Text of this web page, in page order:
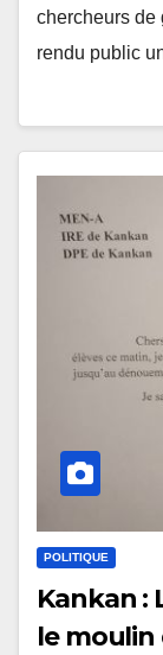
chercheurs de
rendu public
POLITIQUE
Kankan :
le moulin